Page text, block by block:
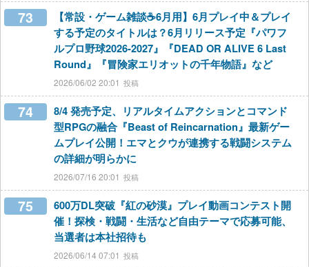
73
【常設・ゲーム雑談☕6月用】6月プレイ中＆プレイ
する予定のタイトルは？6月リリース予定『パワフ
ルプロ野球2026-2027』『DEAD OR ALIVE 6 Last
Round』『冒険家エリオットの千年物語』など
2026/06/02 20:01
74
8/4 発売予定、リアルタイムアクションとコマンド
型RPGの融合『Beast of Reincarnation』最新ゲー
ムプレイ公開！エマとクウが連携する戦闘システム
の詳細が明らかに
2026/07/16 20:01
75
600万DL突破『紅の砂漠』プレイ動画コンテスト開
催！探検・戦闘・生活など自由テーマで応募可能、
当選者は本社招待も
2026/06/14 07:01